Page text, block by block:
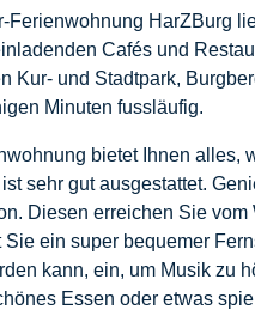
Ferienwohnung HarZBurg
Cafés und
Kur- und Stadtpark,
Minuten fussläufig.
bietet Ihnen alles,
sehr gut ausgestattet.
Diesen erreichen Sie
Sie ein super bequemer
kann, ein, um Musik zu
Essen oder etwas